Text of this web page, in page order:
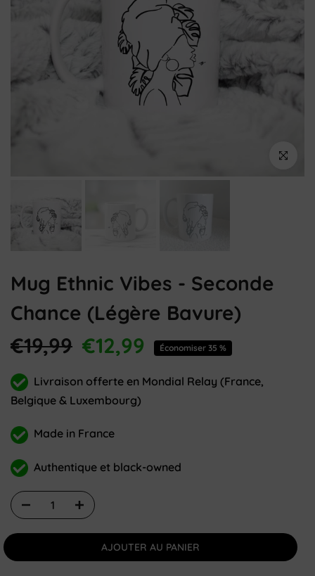
Cliquez
Mug Ethnic Vibes - Seconde
Chance (légère Bavure)
€19,99 €12,99 Économiser 35 %
Livraison offerte en Mondial Relay (France,
Belgique & Luxembourg)
Made in France
Authentique et black-owned
AJOUTER AU PANIER